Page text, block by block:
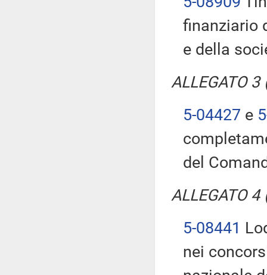
finanziario
e della
ALLEGATO
5-04427 e
del
ALLEGATO
5-08441
nei